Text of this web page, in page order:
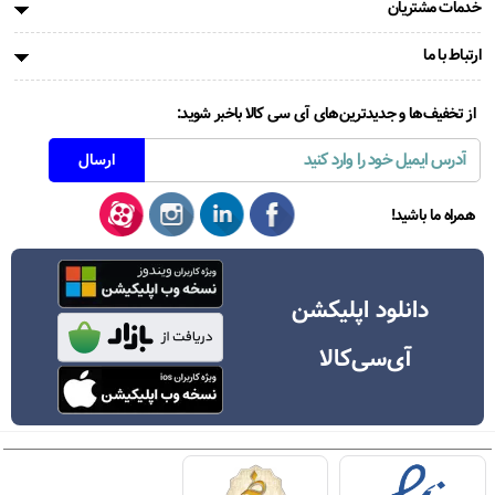
خدمات مشتریان
ارتباط با ما
از تخفیف‌ها و جدیدترین‌های آی سی کالا باخبر شوید:
همراه ما باشید!
دانلود اپلیکشن
آی‌سی‌کالا